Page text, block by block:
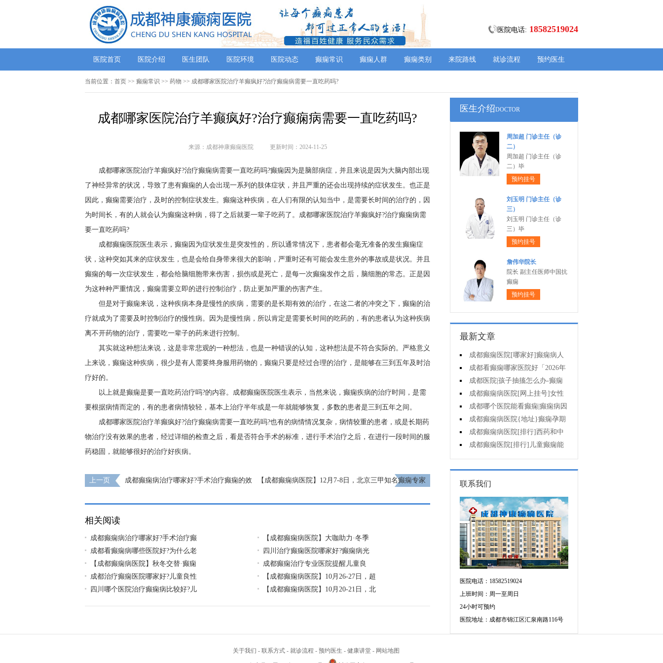
医院电话: 18582519024
医院首页 医院介绍 医生团队 医院环境 医院动态 癫痫常识 癫痫人群 癫痫类别 来院路线 就诊流程 预约医生
当前位置： 首页 >> 癫痫常识 >> 药物 >> 成都哪家医院治疗羊癫疯好?治疗癫痫病需要一直吃药吗?
成都哪家医院治疗羊癫疯好?治疗癫痫病需要一直吃药吗?
来源：成都神康癫痫医院 更新时间：2024-11-25
成都哪家医院治疗羊癫疯好?治疗癫痫病需要一直吃药吗?癫痫因为是脑部病症，并且来说是因为大脑内部出现
了神经异常的状况，导致了患有癫痫的人会出现一系列的肢体症状，并且严重的还会出现持续的症状发生。也正是
因此，癫痫需要治疗，及时的控制症状发生。癫痫这种疾病，在人们有限的认知当中，是需要长时间的治疗的，因
为时间长，有的人就会认为癫痫这种病，得了之后就要一辈子吃药了。成都哪家医院治疗羊癫疯好?治疗癫痫病需
要一直吃药吗?
成都癫痫医院医生表示，癫痫因为症状发生是突发性的，所以通常情况下，患者都会毫无准备的发生癫痫症
状，这种突如其来的症状发生，也是会给自身带来很大的影响，严重时还有可能会发生意外的事故或是状况。并且
癫痫的每一次症状发生，都会给脑细胞带来伤害，损伤或是死亡，是每一次癫痫发作之后，脑细胞的常态。正是因
为这种种严重情况，癫痫需要立即的进行控制治疗，防止更加严重的伤害产生。
但是对于癫痫来说，这种疾病本身是慢性的疾病，需要的是长期有效的治疗，在这二者的冲突之下，癫痫的治
疗就成为了需要及时控制治疗的慢性病。因为是慢性病，所以肯定是需要长时间的吃药的，有的患者认为这种疾病
离不开药物的治疗，需要吃一辈子的药来进行控制。
其实就这种想法来说，这是非常悲观的一种想法，也是一种错误的认知，这种想法是不符合实际的。严格意义
上来说，癫痫这种疾病，很少是有人需要终身服用药物的，癫痫只要是经过合理的治疗，是能够在三到五年及时治
疗好的。
以上就是癫痫是要一直吃药治疗吗?的内容。成都癫痫医院医生表示，当然来说，癫痫疾病的治疗时间，是需
要根据病情而定的，有的患者病情较轻，基本上治疗半年或是一年就能够恢复，多数的患者是三到五年之间。
成都哪家医院治疗羊癫疯好?治疗癫痫病需要一直吃药吗?也有的病情情况复杂，病情较重的患者，或是长期药
物治疗没有效果的患者，经过详细的检查之后，看是否符合手术的标准，进行手术治疗之后，在进行一段时间的服
药稳固，就能够很好的治疗好疾病。
上一页
成都癫痫病治疗哪家好?手术治疗癫痫的效
【成都癫痫病医院】12月7-8日，北京三甲知名癫痫专家
相关阅读
成都癫痫病治疗哪家好?手术治疗癫
【成都癫痫病医院】大咖助力·冬季
成都看癫痫病哪些医院好?为什么老
四川治疗癫痫医院哪家好?癫痫病光
【成都癫痫病医院】秋冬交替·癫痫
成都癫痫治疗专业医院提醒儿童良
成都治疗癫痫医院哪家好?儿童良性
【成都癫痫病医院】10月26-27日，超
四川哪个医院治疗癫痫病比较好?儿
【成都癫痫病医院】10月20-21日，北
医生介绍DOCTOR
周加超 门诊主任（诊
二）
周加超 门诊主任（诊
二）毕
预约挂号
刘玉明 门诊主任（诊
三）
刘玉明 门诊主任（诊
三）毕
预约挂号
詹伟华院长
院长 副主任医师中国抗
癫痫
预约挂号
最新文章
成都癫痫医院[哪家好]癫痫病人
一定要注意哪些护理问题?
成都看癫痫哪家医院好「2026年
度公布」这些常见的食物能帮助癫
痫治疗!
成都医院|孩子抽搐怎么办-癫痫
性精神障碍的护理措施有哪些?
成都癫痫病医院[网上挂号]女性
癫痫治疗方法有哪些?
成都哪个医院能看癫痫|癫痫病因
治疗?成都癫痫病医院{地址}癫痫孕期
要留意什么?
成都癫痫病医院[排行]西药和中
药治羊癫疯哪个好?
成都癫痫医院[排行]儿童癫痫能
治疗好吗?
联系我们
医院电话：18582519024
上班时间：周一至周日
24小时可预约
医院地址：成都市锦江区汇泉南路116号
关于我们 - 联系方式 - 就诊流程 - 预约医生 - 健康讲堂 - 网站地图